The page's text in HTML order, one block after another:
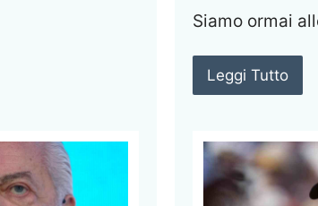
Siamo ormai
Leggi Tutto